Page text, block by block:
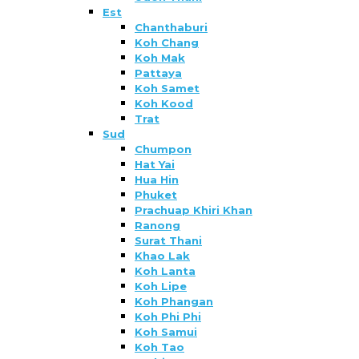
Est
Chanthaburi
Koh Chang
Koh Mak
Pattaya
Koh Samet
Koh Kood
Trat
Sud
Chumpon
Hat Yai
Hua Hin
Phuket
Prachuap Khiri Khan
Ranong
Surat Thani
Khao Lak
Koh Lanta
Koh Lipe
Koh Phangan
Koh Phi Phi
Koh Samui
Koh Tao